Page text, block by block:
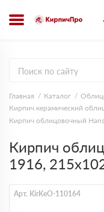
Главная Каталог
Кирпич керамический
Кирпич облицовочный
Кирпич
1916,
Арт. KirKeO-110164